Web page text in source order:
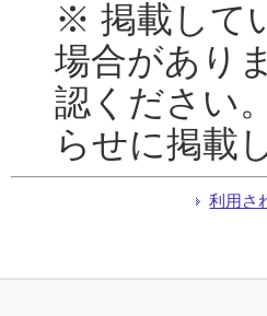
※ 掲載して
場合があり
認ください
らせに掲載
利用さ